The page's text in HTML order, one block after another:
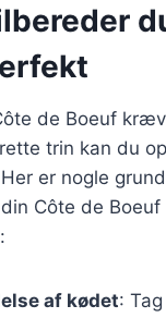
de Boeuf
trin kan du
er nogle
Côte de
af kødet: